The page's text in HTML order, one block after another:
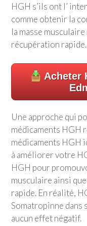
HGH s’ils ont l’
comme obtenir la
la masse
récupération rapide.
Acheter
Une approche qui
médicaments HGH
médicaments HGH
à améliorer votre
HGH pour
musculaire ainsi
rapide. En réalité,
Somatropinne dans
aucun effet négatif.